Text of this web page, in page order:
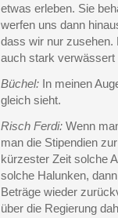
etwas erleben. Sie
werfen uns dann
dass wir nur zusehen.
auch stark
Büchel: In meinen
gleich sieht.
Risch Ferdi: Wenn
man die Stipendien
kürzester Zeit solche
solche Halunken,
Beträge wieder
über die Regierung